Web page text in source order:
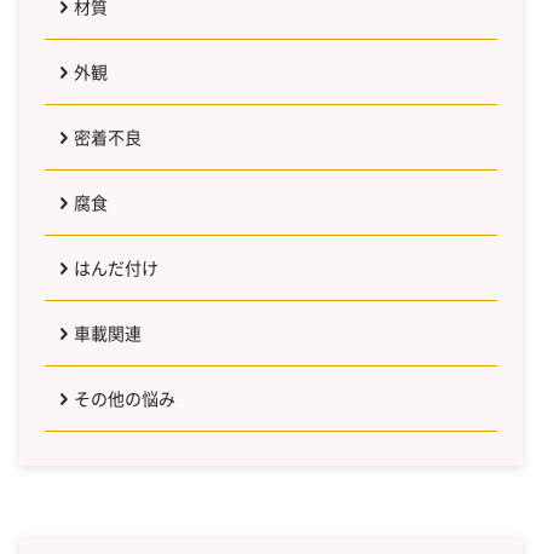
材質
外観
密着不良
腐食
はんだ付け
車載関連
その他の悩み